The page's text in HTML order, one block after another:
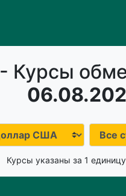
- Курсы
Курсы указаны за 1